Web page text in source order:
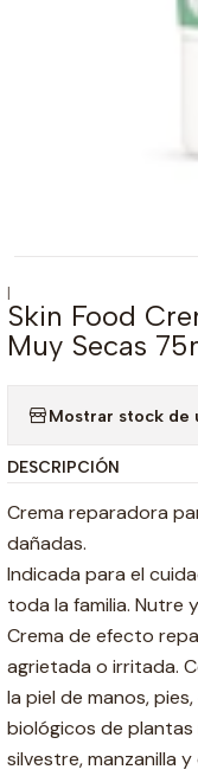
|
Skin Food
Muy Secas
Mostrar stock de
DESCRIPCIÓN
Crema reparadora
dañadas.
Indicada para el
toda la familia. Nutre
Crema de efecto
agrietada o irritada.
la piel de manos,
biológicos de
silvestre, manzanilla